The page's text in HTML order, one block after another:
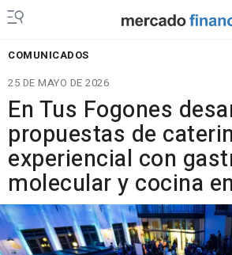
COMUNICADOS
25 DE MAYO DE 2026
En Tus Fogones
propuestas de
experiencial con
molecular y cocina